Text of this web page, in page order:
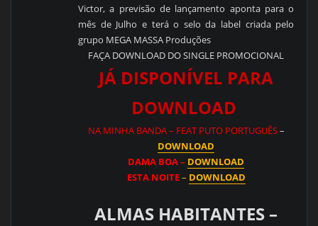
Victor, a previsão de lançamento aponta para o
mês de Julho e terá o selo da label criada pelo
grupo MEGA MASSA Produções
FAÇA DOWNLOAD DO SINGLE PROMOCIONAL
JÁ DISPONÍVEL PARA
DOWNLOAD
NA MINHA BANDA – FEAT PUTO PORTUGUÊS–
DOWNLOAD
DAMA BOA – DOWNLOAD
ESTA NOITE– DOWNLOAD
ALMAS HABITANTES –